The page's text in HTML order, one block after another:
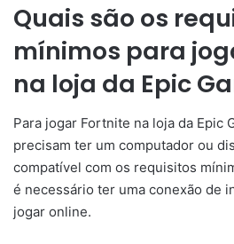
Quais são os
mínimos para
na loja da Epic
Para jogar Fortnite na loja da Epic
precisam ter um computador ou
compatível com os requisitos
é necessário ter uma conexão de
jogar online.